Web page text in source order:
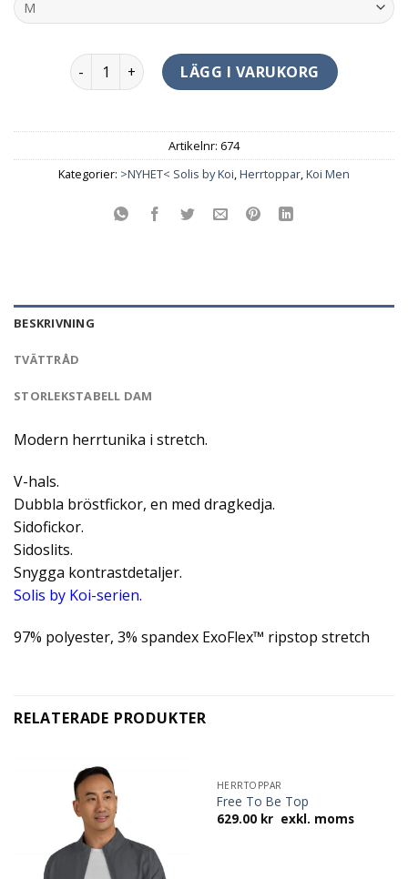
Caldwell Vårdtunika Man mängd
LÄGG I VARUKORG
Artikelnr: 674
Kategorier: >NYHET< Solis by Koi,Herrtoppar,Koi Men
BESKRIVNING
TVÄTTRÅD
STORLEKSTABELL DAM
Modern herrtunika i stretch.
V-hals.
Dubbla bröstfickor, en med dragkedja.
Sidofickor.
Sidoslits.
Snygga kontrastdetaljer.
Solis by Koi-serien.
97% polyester, 3% spandex ExoFlex™ ripstop stretch
RELATERADE PRODUKTER
HERRTOPPAR
Free To Be Top
629.00 krexkl. moms